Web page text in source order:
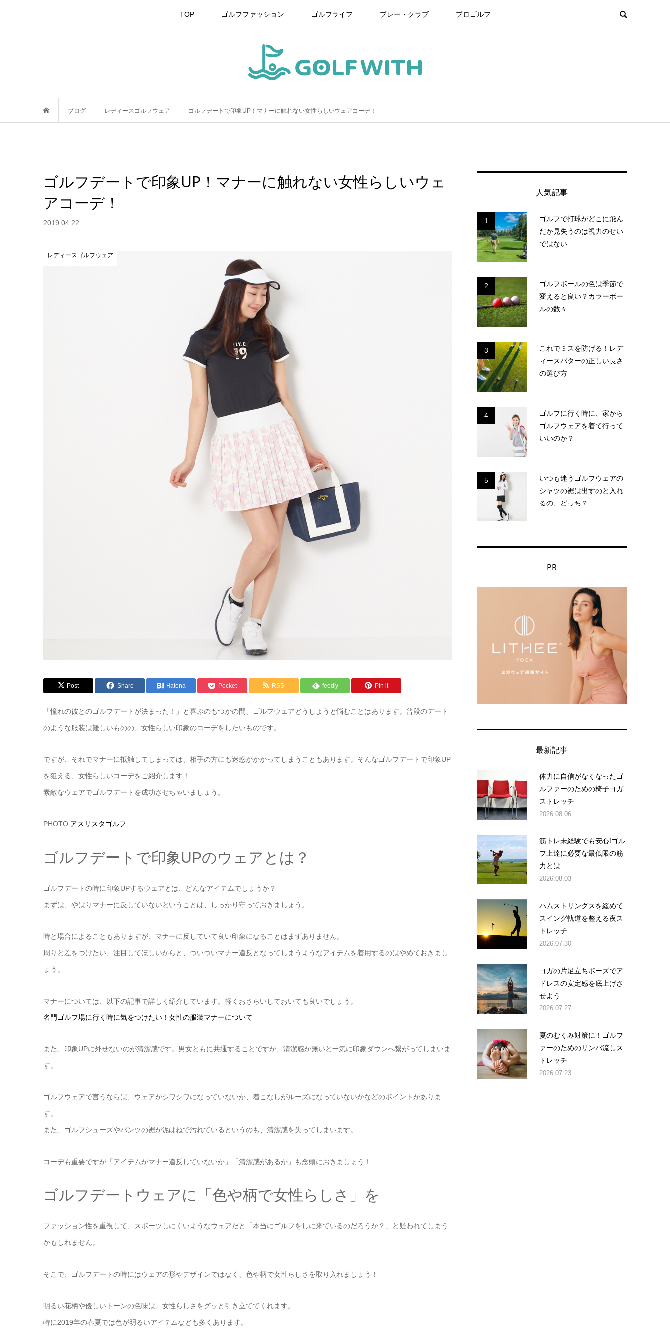
TOP ゴルフファッション ゴルフライフ プレー・クラブ プロゴルフ
ブログ レディースゴルフウェア ゴルフデートで印象UP！マナーに触れない女性らしいウェアコーデ！
ゴルフデートで印象UP！マナーに触れない女性らしいウェ
アコーデ！
2019.04.22
レディースゴルフウェア
Post Share Hatena Pocket RSS feedly Pin it
「憧れの彼とのゴルフデートが決まった！」と喜ぶのもつかの間、ゴルフウェアどうしようと悩むことはあります。普段のデート
のような服装は難しいものの、女性らしい印象のコーデをしたいものです。
ですが、それでマナーに抵触してしまっては、相手の方にも迷惑がかかってしまうこともあります。そんなゴルフデートで印象UP
を狙える、女性らしいコーデをご紹介します！
素敵なウェアでゴルフデートを成功させちゃいましょう。
PHOTO:アスリスタゴルフ
ゴルフデートで印象UPのウェアとは？
ゴルフデートの時に印象UPするウェアとは、どんなアイテムでしょうか？
まずは、やはりマナーに反していないということは、しっかり守っておきましょう。
時と場合によることもありますが、マナーに反していて良い印象になることはまずありません。
周りと差をつけたい、注目してほしいからと、ついついマナー違反となってしまうようなアイテムを着用するのはやめておきまし
ょう。
マナーについては、以下の記事で詳しく紹介しています。軽くおさらいしておいても良いでしょう。
名門ゴルフ場に行く時に気をつけたい！女性の服装マナーについて
また、印象UPに外せないのが清潔感です。男女ともに共通することですが、清潔感が無いと一気に印象ダウンへ繋がってしまいま
す。
ゴルフウェアで言うならば、ウェアがシワシワになっていないか、着こなしがルーズになっていないかなどのポイントがありま
す。
また、ゴルフシューズやパンツの裾が泥はねで汚れているというのも、清潔感を失ってしまいます。
コーデも重要ですが「アイテムがマナー違反していないか」「清潔感があるか」も念頭におきましょう！
ゴルフデートウェアに「色や柄で女性らしさ」を
ファッション性を重視して、スポーツしにくいようなウェアだと「本当にゴルフをしに来ているのだろうか？」と疑われてしまう
かもしれません。
そこで、ゴルフデートの時にはウェアの形やデザインではなく、色や柄で女性らしさを取り入れましょう！
明るい花柄や優しいトーンの色味は、女性らしさをグッと引き立ててくれます。
特に2019年の春夏では色が明るいアイテムなども多くあります。
人気記事
1
ゴルフで打球がどこに飛ん
だか見失うのは視力のせい
ではない
2
ゴルフボールの色は季節で
変えると良い？カラーボー
ルの数々
3
これでミスを防げる！レデ
ィースパターの正しい長さ
の選び方
4
ゴルフに行く時に、家から
ゴルフウェアを着て行って
いいのか？
5
いつも迷うゴルフウェアの
シャツの裾は出すのと入れ
るの、どっち？
PR
最新記事
体力に自信がなくなったゴ
ルファーのための椅子ヨガ
ストレッチ
2026.08.06
筋トレ未経験でも安心!ゴル
フ上達に必要な最低限の筋
力とは
2026.08.03
ハムストリングスを緩めて
スイング軌道を整える夜ス
トレッチ
2026.07.30
ヨガの片足立ちポーズでア
ドレスの安定感を底上げさ
せよう
2026.07.27
夏のむくみ対策に！ゴルフ
ァーのためのリンパ流しス
トレッチ
2026.07.23